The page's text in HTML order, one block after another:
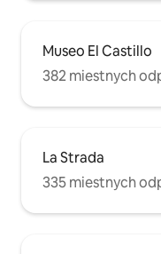
Museo El Castillo
382 miestnych
La Strada
335 miestnych